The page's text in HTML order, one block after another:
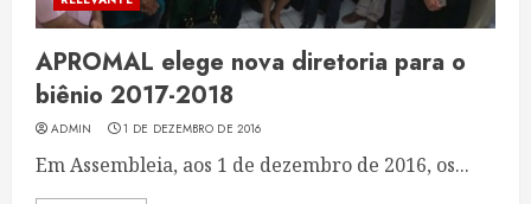
APROMAL elege nova diretoria para o
biênio 2017-2018
ADMIN 1 DE DEZEMBRO DE 2016
Em Assembleia, aos 1 de dezembro de 2016, os...